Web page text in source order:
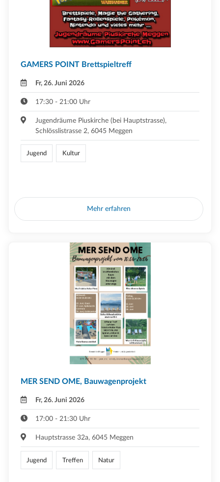
GAMERS POINT Brettspieltreff
Fr, 26. Juni 2026
17:30 - 21:00 Uhr
Jugendräume Piuskirche (bei Hauptstrasse),
Schlösslistrasse 2, 6045 Meggen
Jugend Kultur
Mehr erfahren
MER SEND OME, Bauwagenprojekt
Fr, 26. Juni 2026
17:00 - 21:30 Uhr
Hauptstrasse 32a, 6045 Meggen
Jugend Treffen Natur